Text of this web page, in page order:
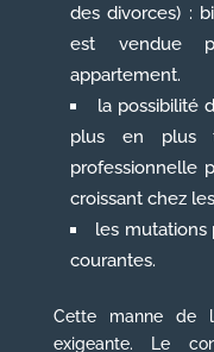
des divorces) :
est vendue
appartement.
la possibilité
plus en plus
professionnelle
croissant chez
les mutations
courantes.
Cette manne de
exigeante. Le